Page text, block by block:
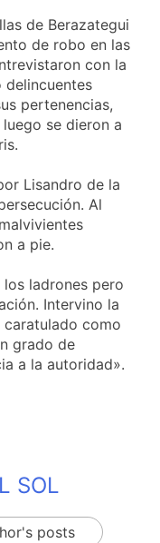
de Berazategui
de robo en las
con la
delincuentes
pertenencias,
se dieron a
Lisandro de la
Al
a pie.
ladrones pero
Intervino la
como
grado de
a la autoridad».
SOL
posts